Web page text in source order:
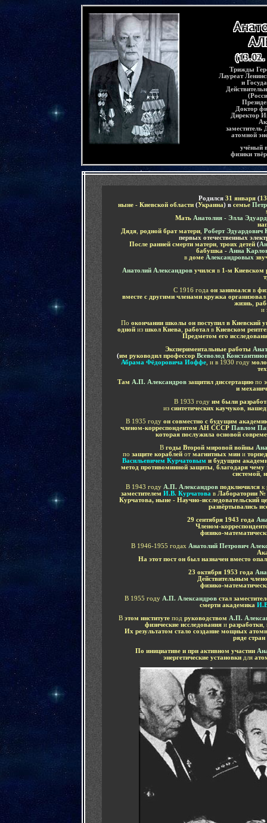
Трижды
Лауреат
и
Доктор
Директор
заместитель
атомной
учёный
физики
Родился 31 января(
ныне - Киевской области(Украина) в семье
Мать Анатолия - Элла
Дядя родной брат матери Роберт Эдуардович
первых отечественных
После ранней смерти матери троих детей (
бабушка - Анна
в доме Александровых
Анатолий Александров учился в 1-м Киевском
С 1916 года он занимался в
вместе с другими членами кружка
жизнь,
и
По окончании школы он поступил в Киевский
одной изшкол Киева работал в Киевском
Предметом его
Экспериментальные работы
(им руководил профессор Всеволод
Абрама Фёдоровича Иоффе, и в 1930 году
Там А.П. Александровзащитил диссертацию по
и
В 1933 году им были
изсинтетических каучуков,
В 1935 годуон совместно с будущим
членом-корреспондентом АН СССР Павлом
которая послужила основой
Вгоды Второй мировой войны
по защите кораблей от магнитных мин и торпед
Васильевичем Курчатовым и будущим
метод противоминной защиты, благодаря чему
системой
В 1943 году А.П. Александров подключился к
заместителем И.В. Курчатова вЛаборатории
Курчатова, ныне - Научно-исследовательский
развёртывались
29 сентября 1943 года
Членом-
физико-
В 1946-1955 годах Анатолий Петрович
На этот пост он был назначен вместо
23 октября 1953 года
Действительным
физико-
В 1955 году А.П. Александров стал
смерти академика
В этом институте под руководством А.П.
физические исследования и разработки
Их результатом стало создание мощных
ряде стран
По инициативе и при активном участии
энергетические установки для